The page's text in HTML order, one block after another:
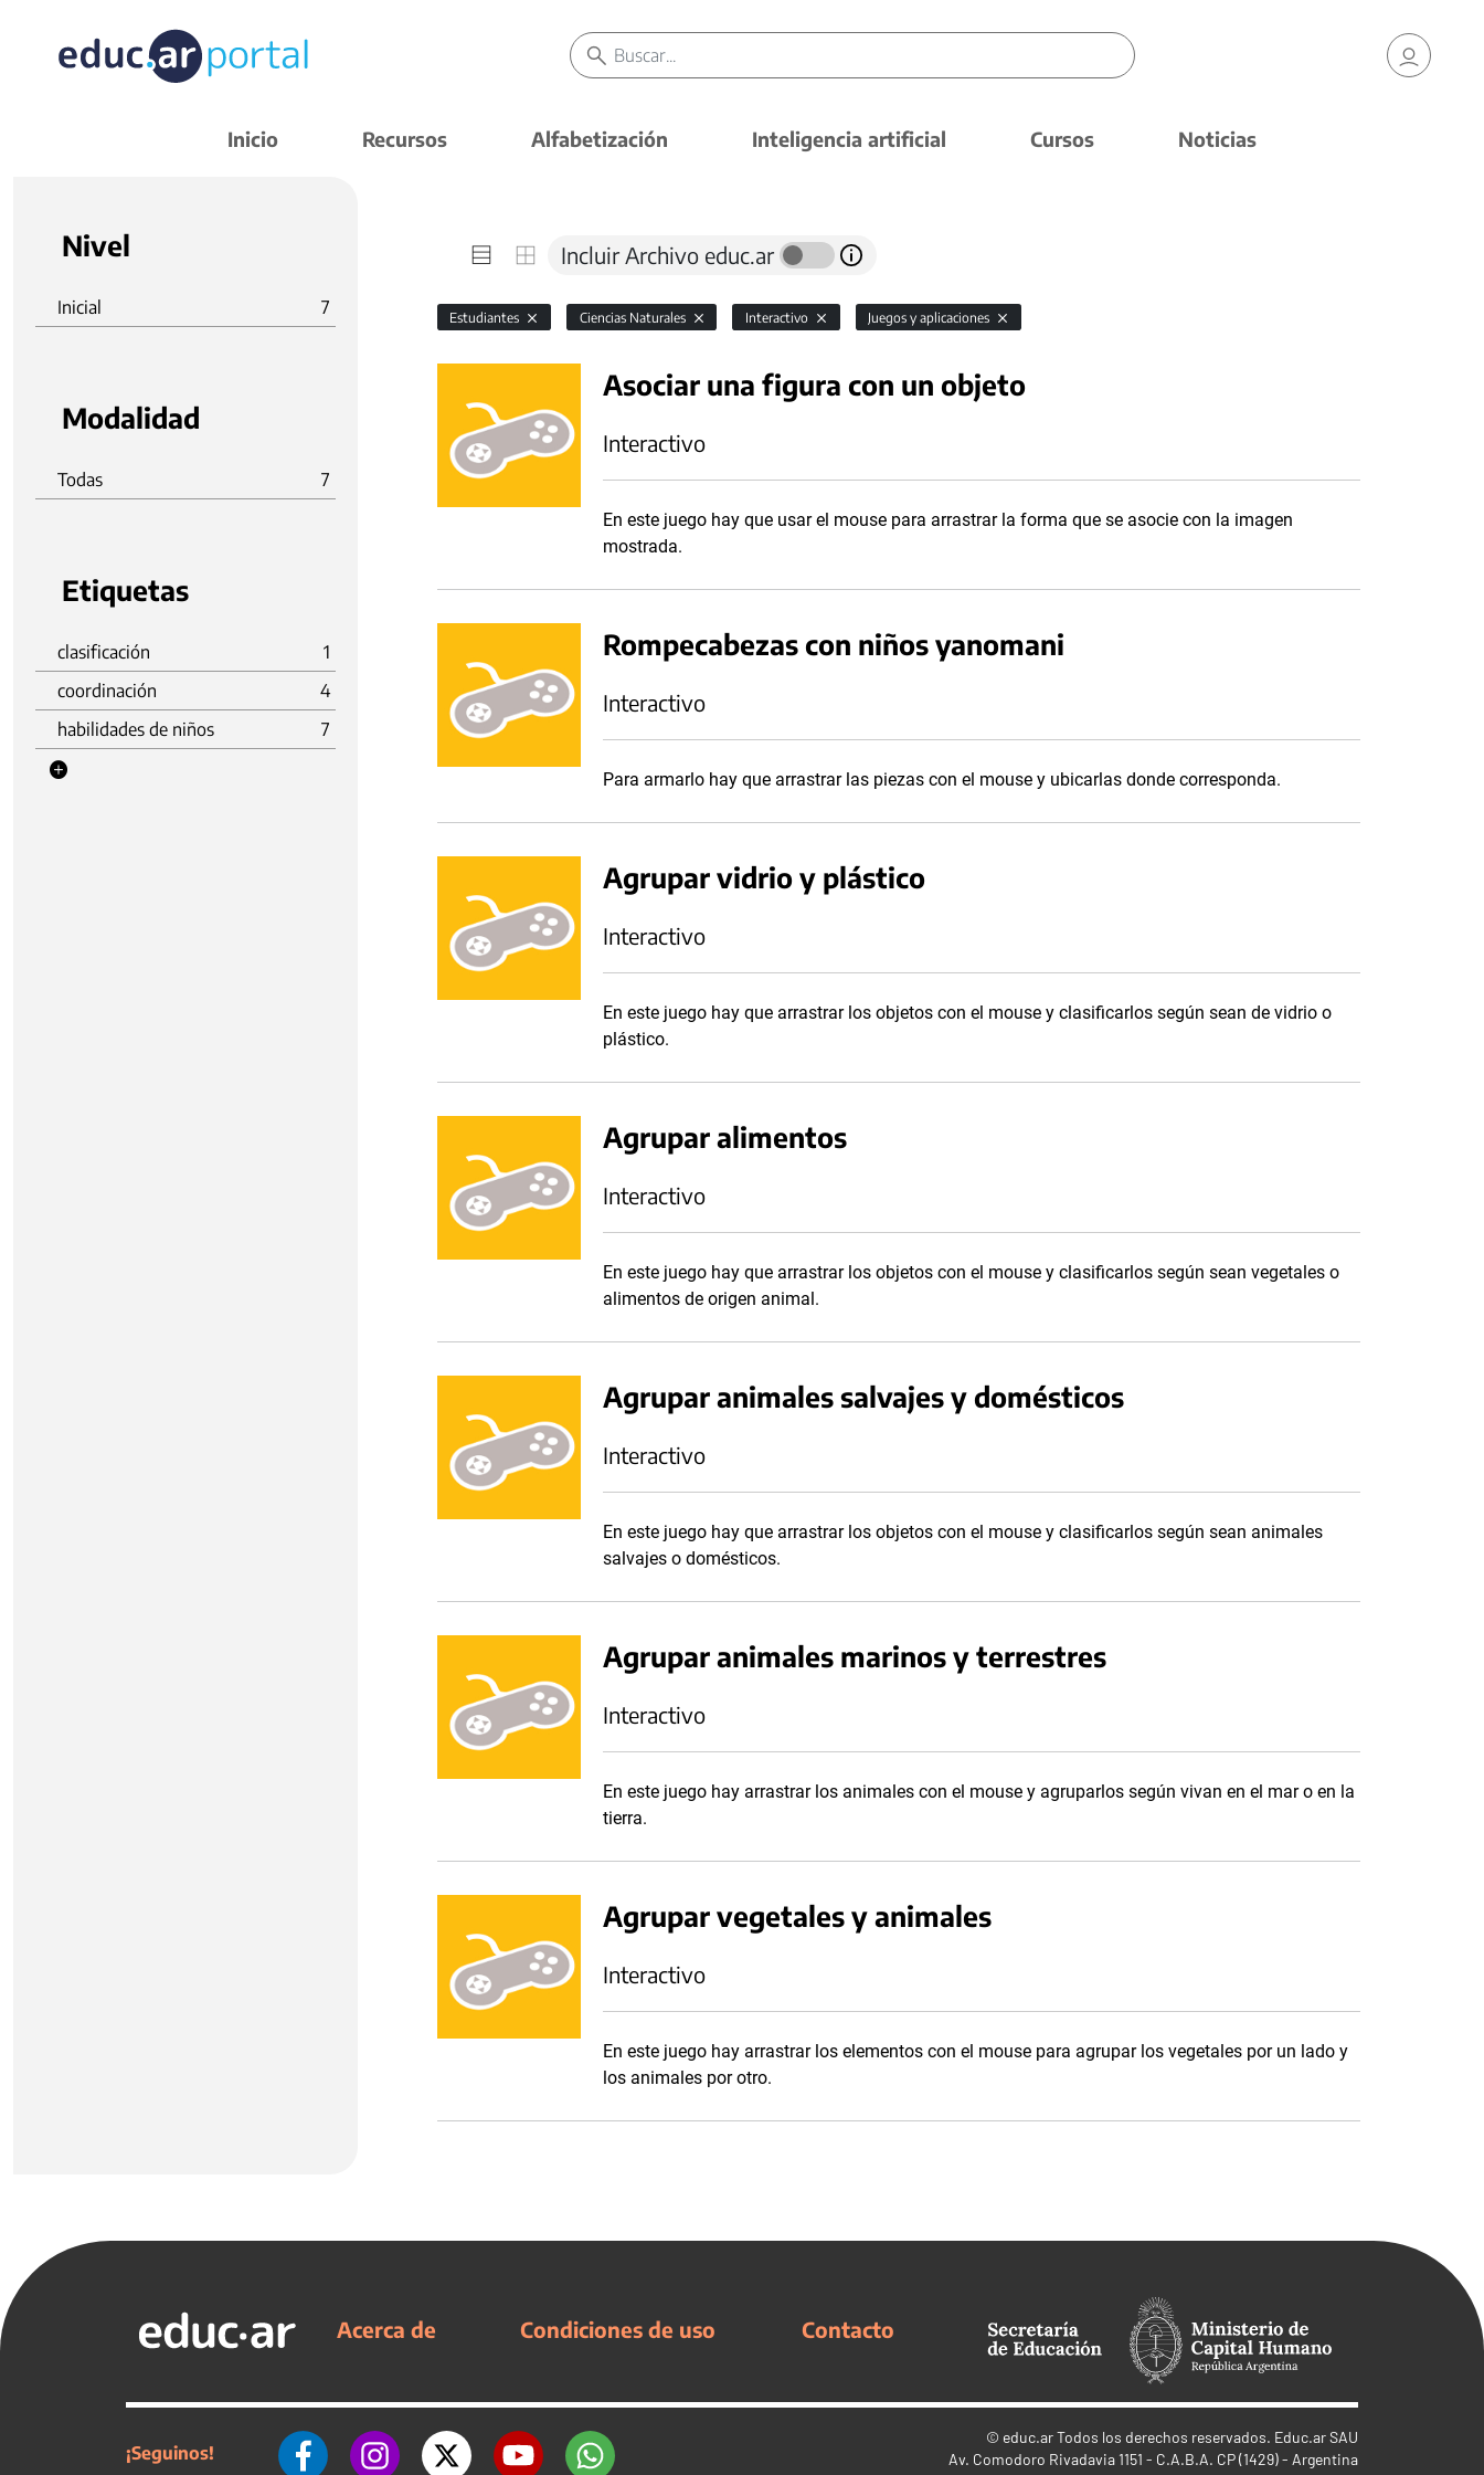
Inicio Recursos Alfabetización Inteligencia artificial Cursos Noticias
Nivel
Inicial 7
Modalidad
Todas 7
Etiquetas
clasificación
1
coordinación
4
habilidades de niños
7
Incluir Archivo educ.ar
Estudiantes Ciencias Naturales Interactivo Juegos y aplicaciones
Asociar una figura con un objeto
Interactivo
En este juego hay que usar el mouse para arrastrar la forma que se asocie con la imagen
mostrada.
Rompecabezas con niños yanomani
Interactivo
Para armarlo hay que arrastrar las piezas con el mouse y ubicarlas donde corresponda.
Agrupar vidrio y plástico
Interactivo
En este juego hay que arrastrar los objetos con el mouse y clasificarlos según sean de vidrio o
plástico.
Agrupar alimentos
Interactivo
En este juego hay que arrastrar los objetos con el mouse y clasificarlos según sean vegetales o
alimentos de origen animal.
Agrupar animales salvajes y domésticos
Interactivo
En este juego hay que arrastrar los objetos con el mouse y clasificarlos según sean animales
salvajes o domésticos.
Agrupar animales marinos y terrestres
Interactivo
En este juego hay arrastrar los animales con el mouse y agruparlos según vivan en el mar o en la
tierra.
Agrupar vegetales y animales
Interactivo
En este juego hay arrastrar los elementos con el mouse para agrupar los vegetales por un lado y
los animales por otro.
Acerca de Condiciones de uso Contacto
¡Seguinos!
© educ.arTodos los derechos reservados. Educ.ar SAU
Av. Comodoro Rivadavia 1151 - C.A.B.A. CP (1429) - Argentina